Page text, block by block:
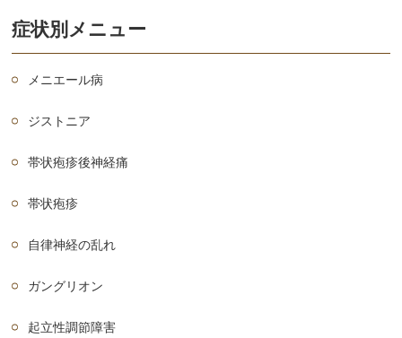
症状別メニュー
メニエール病
ジストニア
帯状疱疹後神経痛
帯状疱疹
自律神経の乱れ
ガングリオン
起立性調節障害